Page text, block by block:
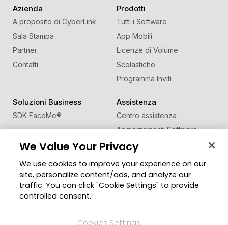
Azienda
A proposito di CyberLink
Sala Stampa
Partner
Contatti
Prodotti
Tutti i Software
App Mobili
Licenze di Volume
Scolastiche
Programma Inviti
Soluzioni Business
SDK FaceMe®
Assistenza
Centro assistenza
Aggiornamenti Software
Centro Apprendimento
Comunità
Zona Utenti
Blog
Cambia regione
We Value Your Privacy
We use cookies to improve your experience on our
site, personalize content/ads, and analyze our
traffic. You can click "Cookie Settings" to provide
controlled consent.
Cookies Settings